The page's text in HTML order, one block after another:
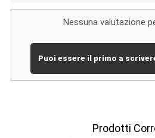
Nessuna valutazione
Puoi essere il primo a
Prodotti